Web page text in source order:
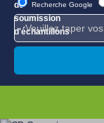
Recherche Google